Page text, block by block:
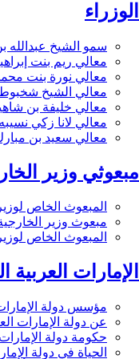
الوزراء
سمو الشيخ عبدالله
معالي ريم بنت
معالي نورة بنت
معالي الشيخ شخبوط
معالي خليفة بن
معالي لانا زكي
معالي سعيد بن
مبعوثي وزير
المبعوث الخاص
مبعوث وزير
المبعوث الخاص
الإمارات العربية
مؤسس دولة الإمارات
عن دولة الإمارات
حكومة دولة
الحياة في دولة